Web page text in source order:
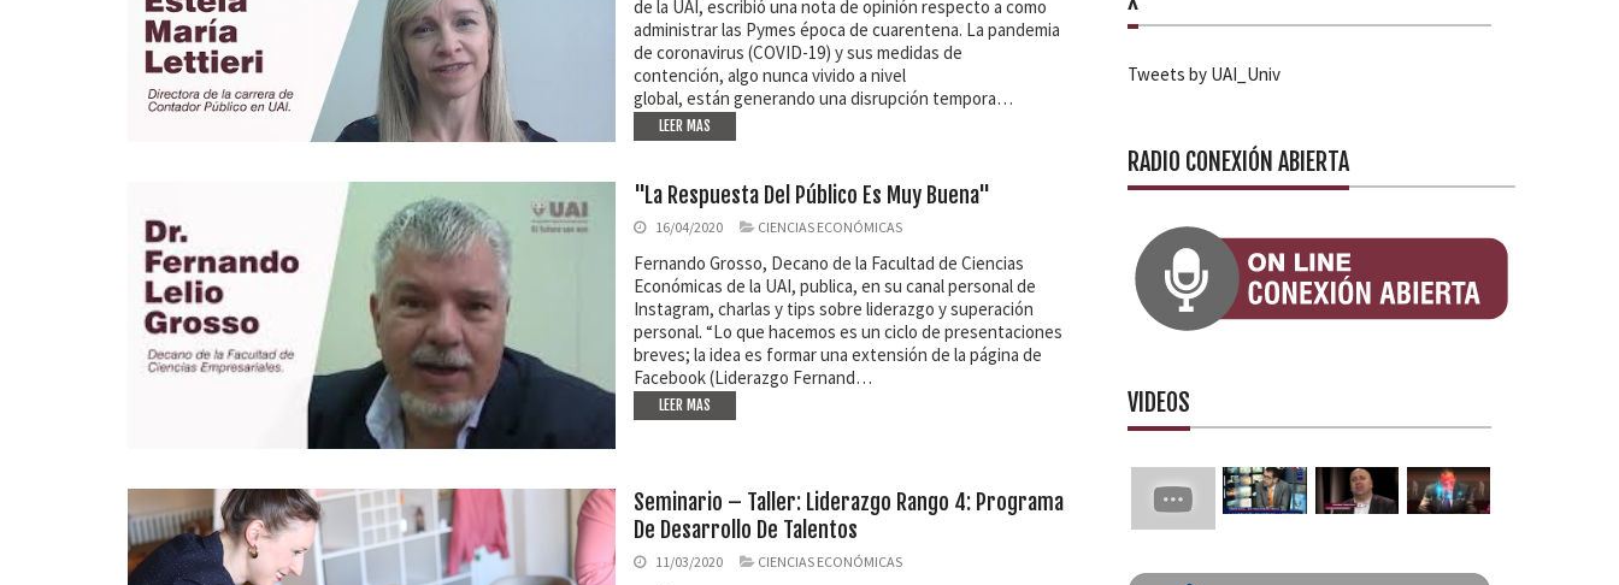
de la UAI, escribió una nota de opinión respecto a como
administrar las Pymes época de cuarentena. La pandemia
de coronavirus (COVID-19) y sus medidas de
contención, algo nunca vivido a nivel
global, están generando una disrupción tempora…
LEER MAS
"La Respuesta Del Público Es Muy Buena"
16/04/2020 CIENCIAS ECONÓMICAS
Fernando Grosso, Decano de la Facultad de Ciencias
Económicas de la UAI, publica, en su canal personal de
Instagram, charlas y tips sobre liderazgo y superación
personal. “Lo que hacemos es un ciclo de presentaciones
breves; la idea es formar una extensión de la página de
Facebook (Liderazgo Fernand…
LEER MAS
Seminario – Taller: Liderazgo Rango 4: Programa
De Desarrollo De Talentos
11/03/2020 CIENCIAS ECONÓMICAS
Tweets by UAI_Univ
RADIO CONEXIÓN ABIERTA
VIDEOS